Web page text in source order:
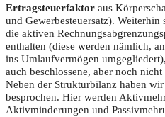
Ertragsteuerfaktor aus
und Gewerbesteuersatz).
die aktiven
enthalten (diese werden nämlich,
ins Umlaufvermögen umgegliedert),
auch beschlossene, aber noch nicht
Neben der Strukturbilanz haben
besprochen. Hier werden
Aktivminderungen und